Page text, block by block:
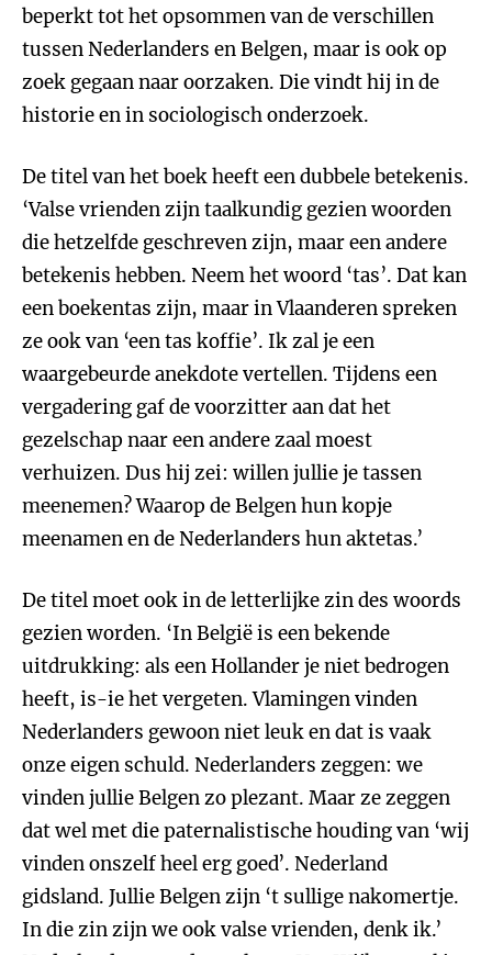
beperkt tot het opsommen van de verschillen
tussen Nederlanders en Belgen, maar is ook op
zoek gegaan naar oorzaken. Die vindt hij in de
historie en in sociologisch onderzoek.
De titel van het boek heeft een dubbele betekenis.
‘Valse vrienden zijn taalkundig gezien woorden
die hetzelfde geschreven zijn, maar een andere
betekenis hebben. Neem het woord ‘tas’. Dat kan
een boekentas zijn, maar in Vlaanderen spreken
ze ook van ‘een tas koffie’. Ik zal je een
waargebeurde anekdote vertellen. Tijdens een
vergadering gaf de voorzitter aan dat het
gezelschap naar een andere zaal moest
verhuizen. Dus hij zei: willen jullie je tassen
meenemen? Waarop de Belgen hun kopje
meenamen en de Nederlanders hun aktetas.’
De titel moet ook in de letterlijke zin des woords
gezien worden. ‘In België is een bekende
uitdrukking: als een Hollander je niet bedrogen
heeft, is-ie het vergeten. Vlamingen vinden
Nederlanders gewoon niet leuk en dat is vaak
onze eigen schuld. Nederlanders zeggen: we
vinden jullie Belgen zo plezant. Maar ze zeggen
dat wel met die paternalistische houding van ‘wij
vinden onszelf heel erg goed’. Nederland
gidsland. Jullie Belgen zijn ‘t sullige nakomertje.
In die zin zijn we ook valse vrienden, denk ik.’